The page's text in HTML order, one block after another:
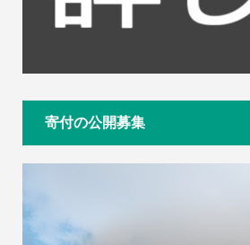
寄付の公開募集